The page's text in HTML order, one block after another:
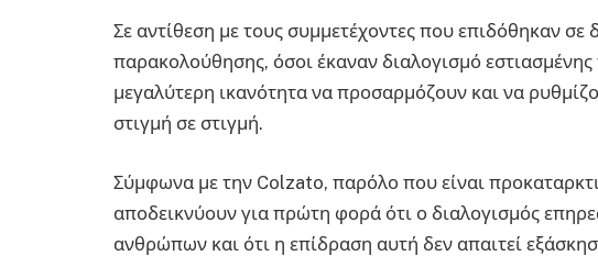
Σε αντίθεση με τους συμμετέχοντες που επιδόθηκαν σε
παρακολούθησης, όσοι έκαναν διαλογισμό
μεγαλύτερη ικανότητα να προσαρμόζουν και να
στιγμή σε στιγμή.
Σύμφωνα με την Colzato, παρόλο που είναι
αποδεικνύουν για πρώτη φορά ότι ο διαλογισμός
ανθρώπων και ότι η επίδραση αυτή δεν απαιτεί